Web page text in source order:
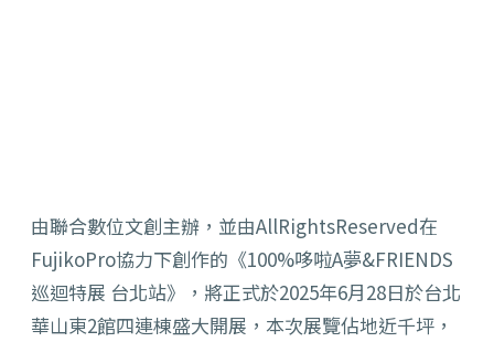
由聯合數位文創主辦，並由AllRightsReserved在
FujikoPro協力下創作的《100%哆啦A夢&FRIENDS
巡迴特展 台北站》，將正式於2025年6月28日於台北
華山東2館四連棟盛大開展，本次展覽佔地近千坪，